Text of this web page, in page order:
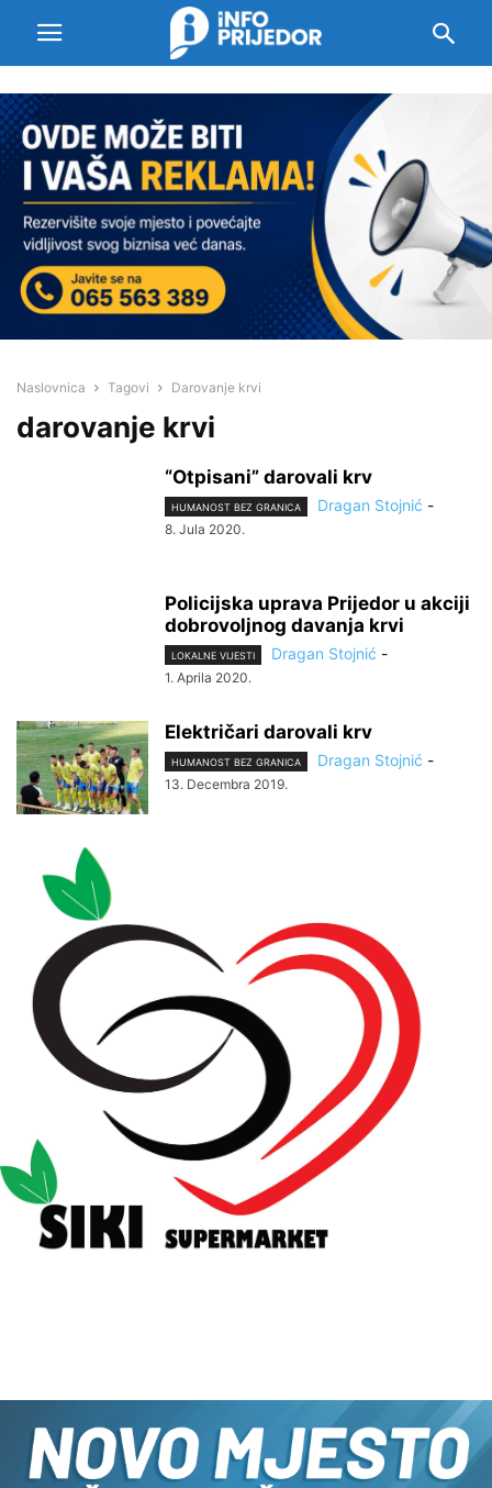
Naslovnica Tagovi Darovanje krvi
darovanje krvi
“Otpisani” darovali krv
HUMANOST BEZ GRANICA Dragan Stojnić -
8. Jula 2020.
Policijska uprava Prijedor u akciji
dobrovoljnog davanja krvi
LOKALNE VIJESTI Dragan Stojnić -
1. Aprila 2020.
Električari darovali krv
HUMANOST BEZ GRANICA Dragan Stojnić -
13. Decembra 2019.